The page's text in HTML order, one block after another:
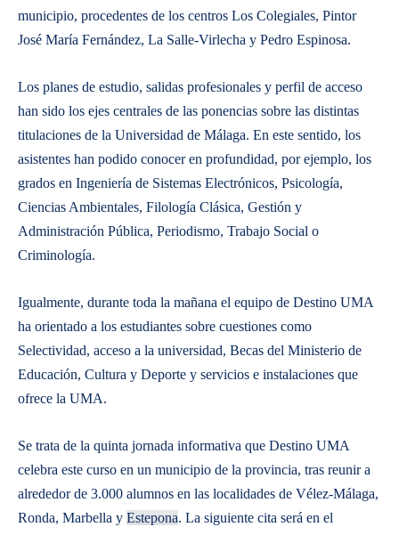
municipio, procedentes de los centros Los Colegiales, Pintor
José María Fernández, La Salle-Virlecha y Pedro Espinosa.
Los planes de estudio, salidas profesionales y perfil de acceso
han sido los ejes centrales de las ponencias sobre las distintas
titulaciones de la Universidad de Málaga. En este sentido, los
asistentes han podido conocer en profundidad, por ejemplo, los
grados en Ingeniería de Sistemas Electrónicos, Psicología,
Ciencias Ambientales, Filología Clásica, Gestión y
Administración Pública, Periodismo, Trabajo Social o
Criminología.
Igualmente, durante toda la mañana el equipo de Destino UMA
ha orientado a los estudiantes sobre cuestiones como
Selectividad, acceso a la universidad, Becas del Ministerio de
Educación, Cultura y Deporte y servicios e instalaciones que
ofrece la UMA.
Se trata de la quinta jornada informativa que Destino UMA
celebra este curso en un municipio de la provincia, tras reunir a
alrededor de 3.000 alumnos en las localidades de Vélez-Málaga,
Ronda, Marbella y Estepona. La siguiente cita será en el